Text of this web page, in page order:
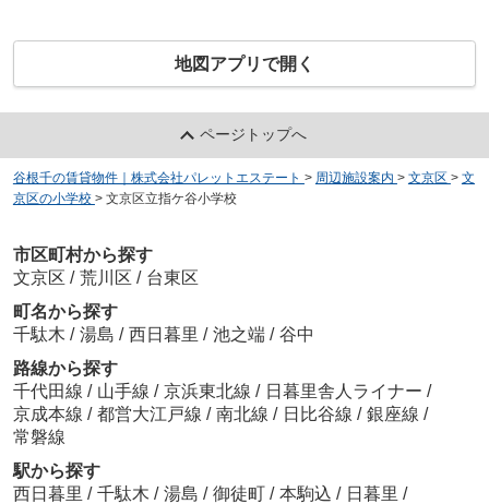
地図アプリで開く
ページトップへ
谷根千の賃貸物件｜株式会社パレットエステート > 周辺施設案内 > 文京区 > 文
京区の小学校 > 文京区立指ケ谷小学校
市区町村から探す
文京区 / 荒川区 / 台東区
町名から探す
千駄木 / 湯島 / 西日暮里 / 池之端 / 谷中
路線から探す
千代田線 / 山手線 / 京浜東北線 / 日暮里舎人ライナー /
京成本線 / 都営大江戸線 / 南北線 / 日比谷線 / 銀座線 /
常磐線
駅から探す
西日暮里 / 千駄木 / 湯島 / 御徒町 / 本駒込 / 日暮里 /